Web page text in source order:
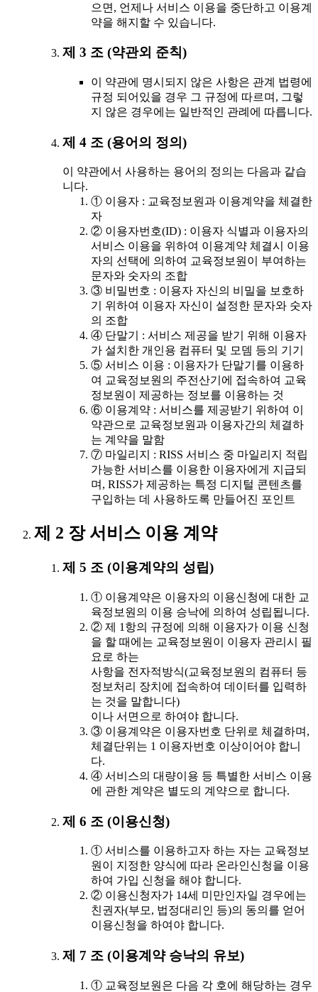
으면, 언제나 서비스 이용을 중단하고 이용계
약을 해지할 수 있습니다.
제 3 조 (약관외 준칙)
이 약관에 명시되지 않은 사항은 관계 법령에
규정 되어있을 경우 그 규정에 따르며, 그렇
지 않은 경우에는 일반적인 관례에 따릅니다.
제 4 조 (용어의 정의)
이 약관에서 사용하는 용어의 정의는 다음과 같습
니다.
① 이용자 : 교육정보원과 이용계약을 체결한
자
② 이용자번호(ID) : 이용자 식별과 이용자의
서비스 이용을 위하여 이용계약 체결시 이용
자의 선택에 의하여 교육정보원이 부여하는
문자와 숫자의 조합
③ 비밀번호 : 이용자 자신의 비밀을 보호하
기 위하여 이용자 자신이 설정한 문자와 숫자
의 조합
④ 단말기 : 서비스 제공을 받기 위해 이용자
가 설치한 개인용 컴퓨터 및 모뎀 등의 기기
⑤ 서비스 이용 : 이용자가 단말기를 이용하
여 교육정보원의 주전산기에 접속하여 교육
정보원이 제공하는 정보를 이용하는 것
⑥ 이용계약 : 서비스를 제공받기 위하여 이
약관으로 교육정보원과 이용자간의 체결하
는 계약을 말함
⑦ 마일리지 : RISS 서비스 중 마일리지 적립
가능한 서비스를 이용한 이용자에게 지급되
며, RISS가 제공하는 특정 디지털 콘텐츠를
구입하는 데 사용하도록 만들어진 포인트
제 2 장 서비스 이용 계약
제 5 조 (이용계약의 성립)
① 이용계약은 이용자의 이용신청에 대한 교
육정보원의 이용 승낙에 의하여 성립됩니다.
② 제 1항의 규정에 의해 이용자가 이용 신청
을 할 때에는 교육정보원이 이용자 관리시 필
요로 하는
사항을 전자적방식(교육정보원의 컴퓨터 등
정보처리 장치에 접속하여 데이터를 입력하
는 것을 말합니다)
이나 서면으로 하여야 합니다.
③ 이용계약은 이용자번호 단위로 체결하며,
체결단위는 1 이용자번호 이상이어야 합니
다.
④ 서비스의 대량이용 등 특별한 서비스 이용
에 관한 계약은 별도의 계약으로 합니다.
제 6 조 (이용신청)
① 서비스를 이용하고자 하는 자는 교육정보
원이 지정한 양식에 따라 온라인신청을 이용
하여 가입 신청을 해야 합니다.
② 이용신청자가 14세 미만인자일 경우에는
친권자(부모, 법정대리인 등)의 동의를 얻어
이용신청을 하여야 합니다.
제 7 조 (이용계약 승낙의 유보)
① 교육정보원은 다음 각 호에 해당하는 경우